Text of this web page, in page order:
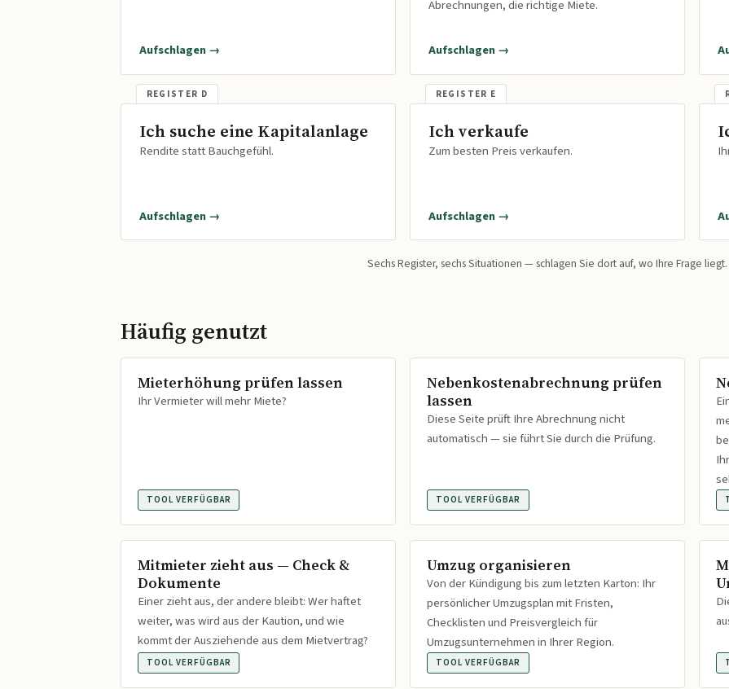
Aufschlagen →
Abrechnungen, die richtige Miete.
Aufschlagen →
Ich suche eine Kapitalanlage
Rendite statt Bauchgefühl.
Aufschlagen →
Ich verkaufe
Zum besten Preis verkaufen.
Aufschlagen →
Sechs Register, sechs Situationen — schlagen Sie dort auf, wo Ihre Frage liegt.
Häufig genutzt
Mieterhöhung prüfen lassen
Ihr Vermieter will mehr Miete?
TOOL VERFÜGBAR
Nebenkostenabrechnung prüfen
lassen
Diese Seite prüft Ihre Abrechnung nicht
automatisch — sie führt Sie durch die Prüfung.
TOOL VERFÜGBAR
Mitmieter zieht aus — Check &
Dokumente
Einer zieht aus, der andere bleibt: Wer haftet
weiter, was wird aus der Kaution, und wie
kommt der Ausziehende aus dem Mietvertrag?
TOOL VERFÜGBAR
Umzug organisieren
Von der Kündigung bis zum letzten Karton: Ihr
persönlicher Umzugsplan mit Fristen,
Checklisten und Preisvergleich für
Umzugsunternehmen in Ihrer Region.
TOOL VERFÜGBAR